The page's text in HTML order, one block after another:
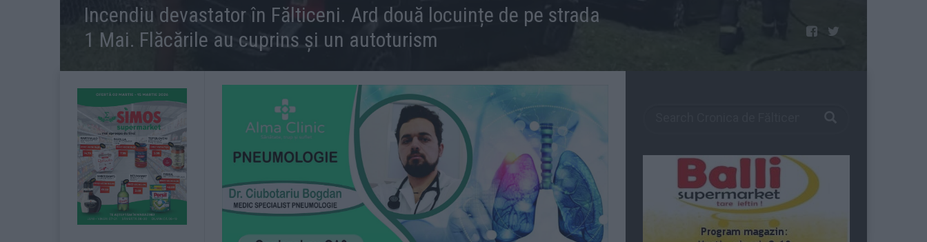
Incendiu devastator în Fălticeni. Ard două locuințe de pe strada
1 Mai. Flăcările au cuprins și un autoturism